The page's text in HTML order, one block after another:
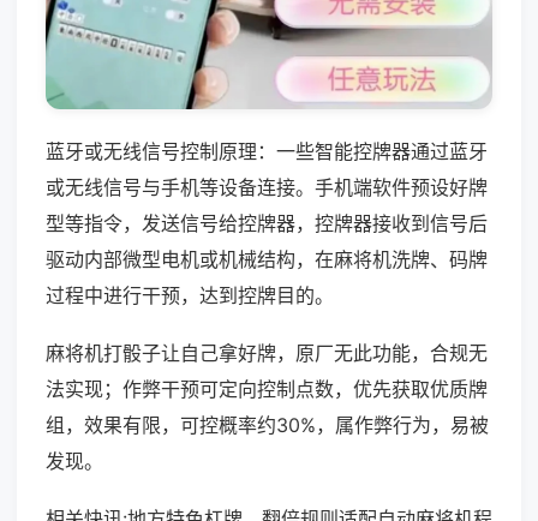
蓝牙或无线信号控制原理：一些智能控牌器通过蓝牙
或无线信号与手机等设备连接。手机端软件预设好牌
型等指令，发送信号给控牌器，控牌器接收到信号后
驱动内部微型电机或机械结构，在麻将机洗牌、码牌
过程中进行干预，达到控牌目的。
麻将机打骰子让自己拿好牌，原厂无此功能，合规无
法实现；作弊干预可定向控制点数，优先获取优质牌
组，效果有限，可控概率约30%，属作弊行为，易被
发现。